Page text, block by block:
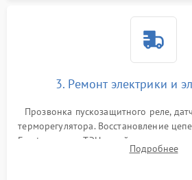
3. Ремонт электрики и
Прозвонка пускозащитного реле,
терморегулятора. Восстановление
Frost, включая ТЭН оттайки и
платы управления при сбоях
Подробнее